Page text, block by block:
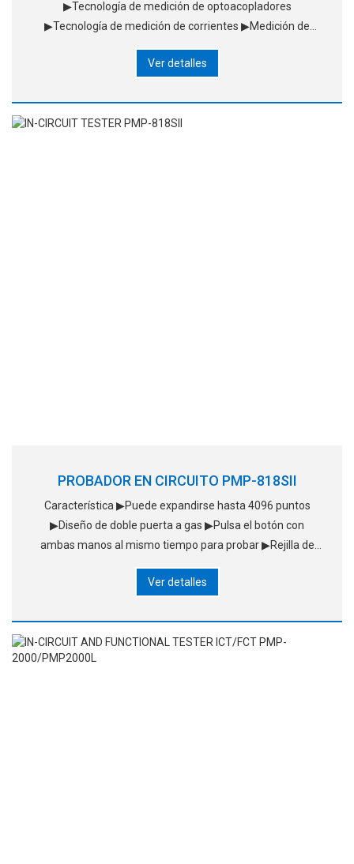
▶Tecnología de medición de optoacopladores
▶Tecnología de medición de corrientes ▶Medición de
automáticamente ▶Detección de alta tensión y d
Ver detalles
PROBADOR EN CIRCUITO PMP-818SII
Característica ▶Puede expandirse hasta 4096 puntos
▶Diseño de doble puerta a gas ▶Pulsa el botón con
ambas manos al mismo tiempo para probar ▶Rejilla de
de trabajo tipo draw-out ▶Test
Ver detalles